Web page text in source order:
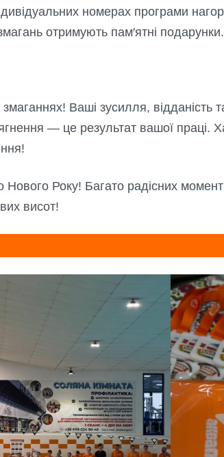
номерах програми
отримують пам′ятні подарунки.
Ваші зусилля, відданість
— це результат вашої праці.
Року! Багато радісних
висот!